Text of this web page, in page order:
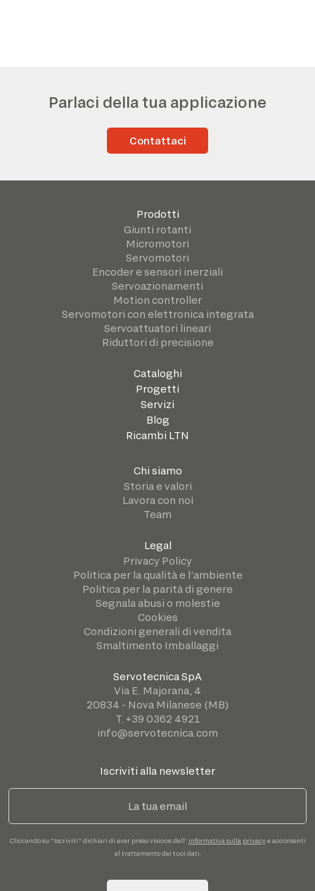
Parlaci della tua applicazione
Contattaci
Prodotti
Giunti rotanti
Micromotori
Servomotori
Encoder e sensori inerziali
Servoazionamenti
Motion controller
Servomotori con elettronica integrata
Servoattuatori lineari
Riduttori di precisione
Cataloghi
Progetti
Servizi
Blog
Ricambi LTN
Chi siamo
Storia e valori
Lavora con noi
Team
Legal
Privacy Policy
Politica per la qualità e l’ambiente
Politica per la parità di genere
Segnala abusi o molestie
Cookies
Condizioni generali di vendita
Smaltimento Imballaggi
Servotecnica SpA
Via E. Majorana, 4
20834 - Nova Milanese (MB)
T. +39 0362 4921
info@servotecnica.com
Iscriviti alla newsletter
Cliccando su "Iscriviti" dichiari di aver preso visione dell' informativa sulla privacye acconsenti
al trattamento dei tuoi dati.